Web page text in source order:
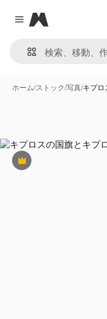
Close menu
Magnific
ホーム/ストック/写真/キプロ
Premium